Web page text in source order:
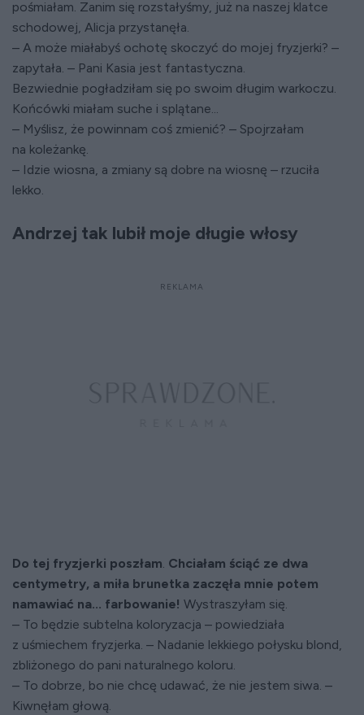
pośmiałam. Zanim się rozstałyśmy, już na naszej klatce
schodowej, Alicja przystanęła.
– A może miałabyś ochotę skoczyć do mojej fryzjerki? –
zapytała. – Pani Kasia jest fantastyczna.
Bezwiednie pogładziłam się po swoim długim warkoczu.
Końcówki miałam suche i splątane...
– Myślisz, że powinnam coś zmienić? – Spojrzałam
na koleżankę.
– Idzie wiosna, a zmiany są dobre na wiosnę – rzuciła
lekko.
Andrzej tak lubił moje długie włosy
Do tej fryzjerki poszłam. Chciałam ściąć ze dwa
centymetry, a miła brunetka zaczęła mnie potem
namawiać na... farbowanie! Wystraszyłam się.
– To będzie subtelna koloryzacja – powiedziała
z uśmiechem fryzjerka. – Nadanie lekkiego połysku blond,
zbliżonego do pani naturalnego koloru.
– To dobrze, bo nie chcę udawać, że nie jestem siwa. –
Kiwnęłam głową.